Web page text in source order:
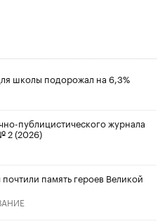
школы подорожал на 6,3%
публицистического журнала
2 (2026)
память героев Великой